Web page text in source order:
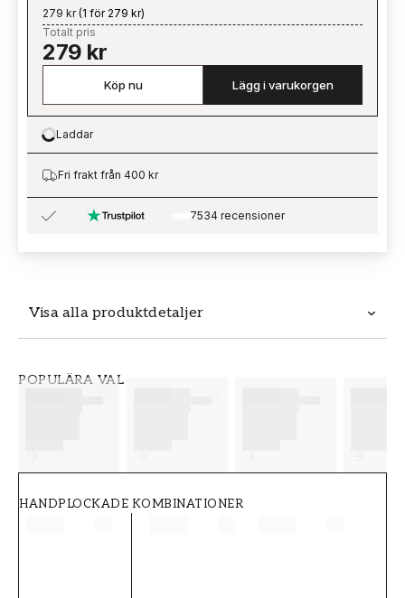
Visa alla produktdetaljer
POPULÄRA VAL
HANDPLOCKADE KOMBINATIONER
279 kr(1 för 279 kr)
Totalt pris
279 kr
Köp nu Lägg i varukorgen
Loading…
Laddar
Fri frakt från 400 kr
7534 recensioner